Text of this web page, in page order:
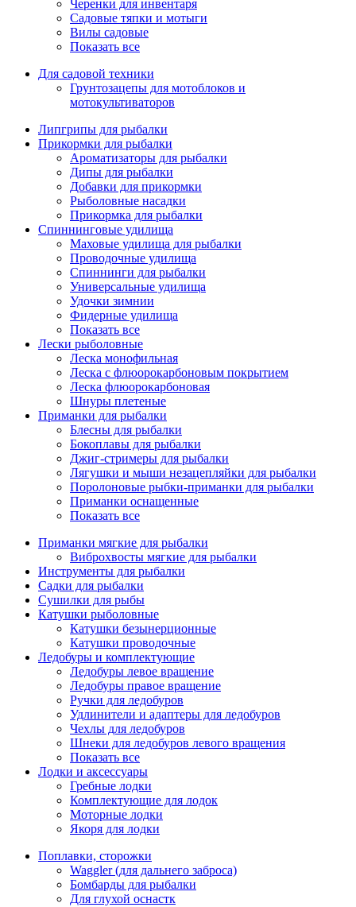
Черенки для инвентаря
Садовые тяпки и мотыги
Вилы садовые
Показать все
Для садовой техники
Грунтозацепы для мотоблоков и
мотокультиваторов
Липгрипы для рыбалки
Прикормки для рыбалки
Ароматизаторы для рыбалки
Дипы для рыбалки
Добавки для прикормки
Рыболовные насадки
Прикормка для рыбалки
Спиннинговые удилища
Маховые удилища для рыбалки
Проводочные удилища
Спиннинги для рыбалки
Универсальные удилища
Удочки зимнии
Фидерные удилища
Показать все
Лески рыболовные
Леска монофильная
Леска с флюорокарбоновым покрытием
Леска флюорокарбоновая
Шнуры плетеные
Приманки для рыбалки
Блесны для рыбалки
Бокоплавы для рыбалки
Джиг-стримеры для рыбалки
Лягушки и мыши незацепляйки для рыбалки
Поролоновые рыбки-приманки для рыбалки
Приманки оснащенные
Показать все
Приманки мягкие для рыбалки
Виброхвосты мягкие для рыбалки
Инструменты для рыбалки
Садки для рыбалки
Сушилки для рыбы
Катушки рыболовные
Катушки безынерционные
Катушки проводочные
Ледобуры и комплектующие
Ледобуры левое вращение
Ледобуры правое вращение
Ручки для ледобуров
Удлинители и адаптеры для ледобуров
Чехлы для ледобуров
Шнеки для ледобуров левого вращения
Показать все
Лодки и аксессуары
Гребные лодки
Комплектующие для лодок
Моторные лодки
Якоря для лодки
Поплавки, сторожки
Waggler (для дальнего заброса)
Бомбарды для рыбалки
Для глухой оснастк